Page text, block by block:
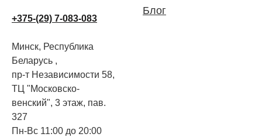
+375-(29) 7-083-083
Минск, Республика
Беларусь ,
пр-т Независимости 58,
ТЦ "Московско-
венский", 3 этаж, пав.
327
Пн-Вс 11:00 до 20:00
Блог